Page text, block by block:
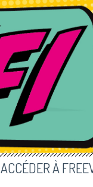
ACCÉDER À